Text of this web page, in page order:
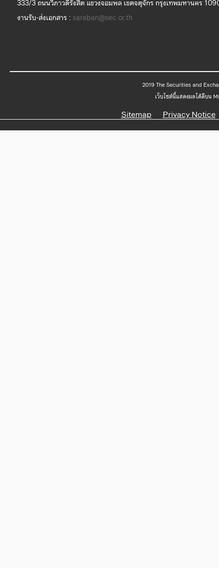
333/3 ถนนวิภาวดีรังสิต แขวงจอมพล เขตจตุจักร กรุงเทพมหานคร
งานรับ-ส่งเอกสาร : saraban@sec.or.th
2019
เว็บไซต์นี้แสดงผลได้ดีบน
Sitemap Privacy Notice